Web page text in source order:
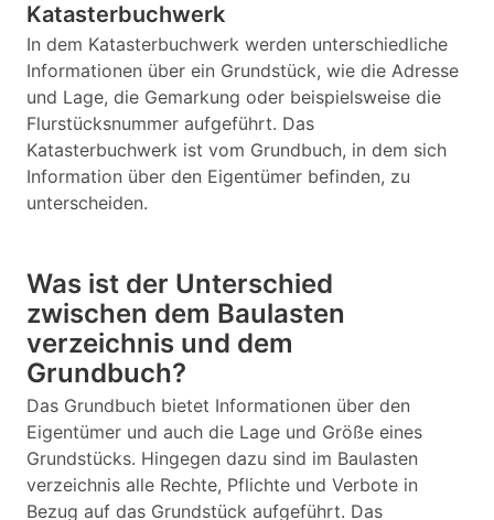
Katasterbuchwerk
In dem Katasterbuchwerk werden unterschiedliche
Informationen über ein Grundstück, wie die Adresse
und Lage, die Gemarkung oder beispielsweise die
Flurstücksnummer aufgeführt. Das
Katasterbuchwerk ist vom Grundbuch, in dem sich
Information über den Eigentümer befinden, zu
unterscheiden.
Was ist der Unterschied
zwischen dem Baulasten
verzeichnis und dem
Grundbuch?
Das Grundbuch bietet Informationen über den
Eigentümer und auch die Lage und Größe eines
Grundstücks. Hingegen dazu sind im Baulasten
verzeichnis alle Rechte, Pflichte und Verbote in
Bezug auf das Grundstück aufgeführt. Das